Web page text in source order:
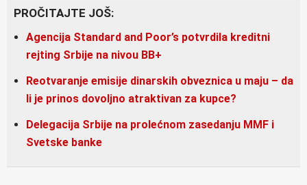
PROČITAJTE JOŠ:
Agencija Standard and Poor’s potvrdila kreditni
rejting Srbije na nivou BB+
Reotvaranje emisije dinarskih obveznica u maju – da
li je prinos dovoljno atraktivan za kupce?
Delegacija Srbije na prolećnom zasedanju MMF i
Svetske banke